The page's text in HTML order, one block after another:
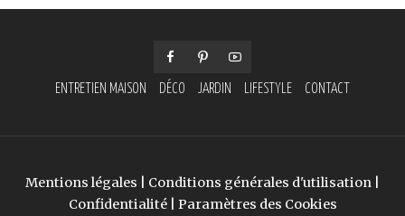
ENTRETIEN MAISON DÉCO JARDIN LIFESTYLE CONTACT
Mentions légales Conditions générales d'utilisation
Confidentialité| Paramètres des Cookies